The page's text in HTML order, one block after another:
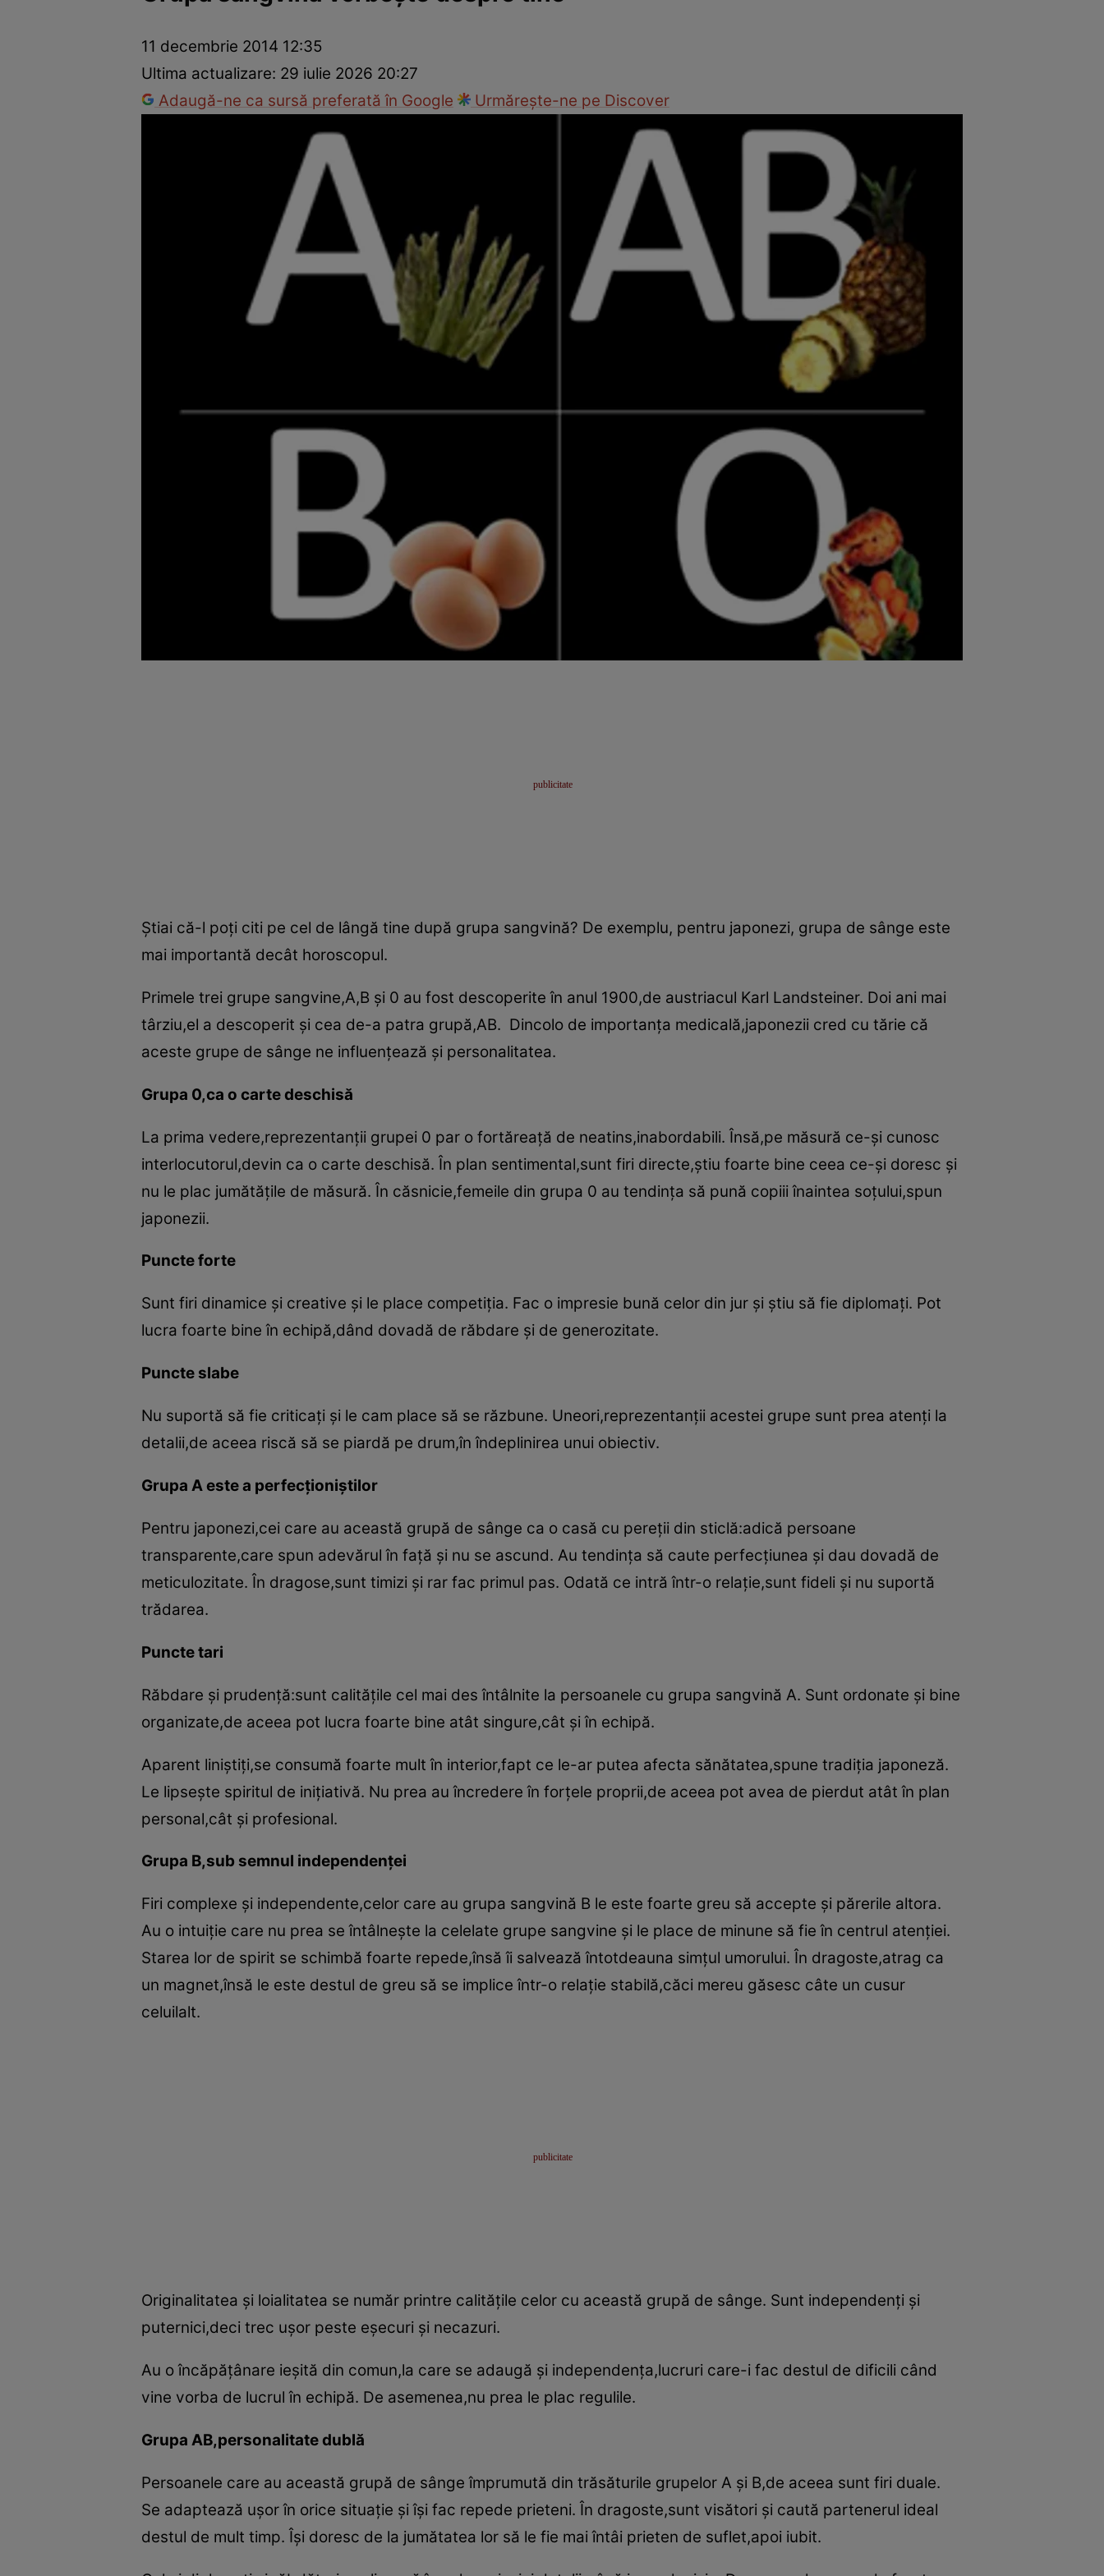
Dezvoltare personalăÎngrijire personalăCasă și grădină
11 decembrie 2014 12:35
Ultima actualizare: 29 iulie 2026 20:27
Adaugă-ne ca sursă preferată în Google
Urmărește-ne pe Discover
Ştiai că-l poţi citi pe cel de lângă tine după grupa sangvină? De exemplu, pentru japonezi, grupa de sânge este
mai importantă decât horoscopul.
Primele trei grupe sangvine,A,B şi 0 au fost descoperite în anul 1900,de austriacul Karl Landsteiner. Doi ani mai
târziu,el a descoperit şi cea de-a patra grupă,AB. Dincolo de importanţa medicală,japonezii cred cu tărie că
aceste grupe de sânge ne influenţează şi personalitatea.
Grupa 0,ca o carte deschisă
La prima vedere,reprezentanţii grupei 0 par o fortăreaţă de neatins,inabordabili. Însă,pe măsură ce-şi cunosc
interlocutorul,devin ca o carte deschisă. În plan sentimental,sunt firi directe,ştiu foarte bine ceea ce-şi doresc şi
nu le plac jumătăţile de măsură. În căsnicie,femeile din grupa 0 au tendinţa să pună copiii înaintea soţului,spun
japonezii.
Puncte forte
Sunt firi dinamice şi creative şi le place competiţia. Fac o impresie bună celor din jur şi ştiu să fie diplomaţi. Pot
lucra foarte bine în echipă,dând dovadă de răbdare şi de generozitate.
Puncte slabe
Nu suportă să fie criticaţi şi le cam place să se răzbune. Uneori,reprezentanţii acestei grupe sunt prea atenţi la
detalii,de aceea riscă să se piardă pe drum,în îndeplinirea unui obiectiv.
Grupa A este a perfecţioniştilor
Pentru japonezi,cei care au această grupă de sânge ca o casă cu pereţii din sticlă:adică persoane
transparente,care spun adevărul în faţă şi nu se ascund. Au tendinţa să caute perfecţiunea şi dau dovadă de
meticulozitate. În dragose,sunt timizi şi rar fac primul pas. Odată ce intră într-o relaţie,sunt fideli şi nu suportă
trădarea.
Puncte tari
Răbdare şi prudenţă:sunt calităţile cel mai des întâlnite la persoanele cu grupa sangvină A. Sunt ordonate şi bine
organizate,de aceea pot lucra foarte bine atât singure,cât şi în echipă.
Aparent liniştiţi,se consumă foarte mult în interior,fapt ce le-ar putea afecta sănătatea,spune tradiţia japoneză.
Le lipseşte spiritul de iniţiativă. Nu prea au încredere în forţele proprii,de aceea pot avea de pierdut atât în plan
personal,cât şi profesional.
Grupa B,sub semnul independenţei
Firi complexe şi independente,celor care au grupa sangvină B le este foarte greu să accepte şi părerile altora.
Au o intuiţie care nu prea se întâlneşte la celelate grupe sangvine şi le place de minune să fie în centrul atenţiei.
Starea lor de spirit se schimbă foarte repede,însă îi salvează întotdeauna simţul umorului. În dragoste,atrag ca
un magnet,însă le este destul de greu să se implice într-o relaţie stabilă,căci mereu găsesc câte un cusur
celuilalt.
Originalitatea şi loialitatea se număr printre calităţile celor cu această grupă de sânge. Sunt independenţi şi
puternici,deci trec uşor peste eşecuri şi necazuri.
Au o încăpăţânare ieşită din comun,la care se adaugă şi independenţa,lucruri care-i fac destul de dificili când
vine vorba de lucrul în echipă. De asemenea,nu prea le plac regulile.
Grupa AB,personalitate dublă
Persoanele care au această grupă de sânge împrumută din trăsăturile grupelor A şi B,de aceea sunt firi duale.
Se adaptează uşor în orice situaţie şi îşi fac repede prieteni. În dragoste,sunt visători şi caută partenerul ideal
destul de mult timp. Îşi doresc de la jumătatea lor să le fie mai întâi prieten de suflet,apoi iubit.